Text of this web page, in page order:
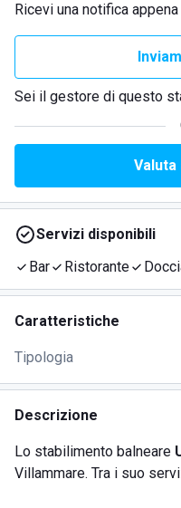
Ricevi una notifica
Sei il gestore di questo
Servizi disponibili
Bar
Ristorante
Caratteristiche
Tipologia
Descrizione
Lo stabilimento balneare
Villammare. Tra i suo